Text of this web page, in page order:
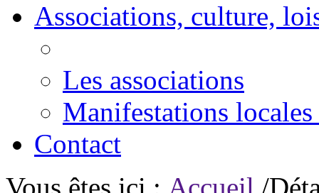
Associations, culture,
Les associations
Manifestations locales
Contact